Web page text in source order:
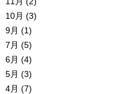
10月 (3)
9月 (1)
7月 (5)
6月 (4)
5月 (3)
4月 (7)